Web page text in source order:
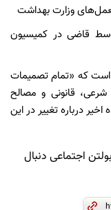
وزارت بهداشت
قاضی در کمیسیون
است که «تمام تصمیمات
قانونی و مصالح
درباره تغییر در این
اجتماعی دنبال